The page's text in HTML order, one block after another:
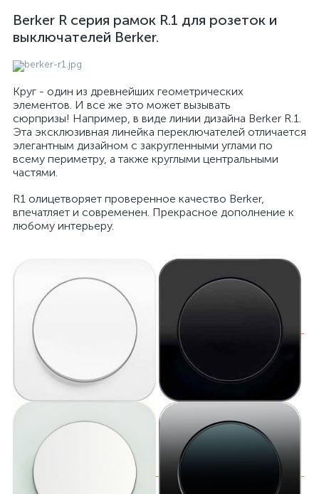
Berker R серия рамок R.1 для розеток и
выключателей Berker.
Круг - один из древнейших геометрических
элементов. И все же это может вызывать
сюрпризы! Например, в виде линии дизайна Berker R.1.
Эта эксклюзивная линейка переключателей отличается
элегантным дизайном с закругленными углами по
всему периметру, а также круглыми центральными
частями.
R1 олицетворяет проверенное качество Berker,
впечатляет и современен. Прекрасное дополнение к
любому интерьеру.